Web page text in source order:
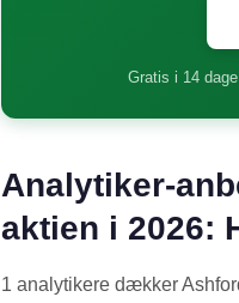
Gratis i 14
Analytiker-
aktien i 2026:
1 analytikere dækker